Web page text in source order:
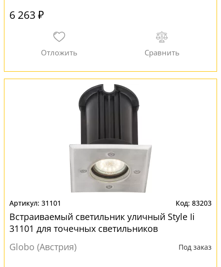
6 263 ₽
31101 83203
Встраиваемый светильник уличный Style Ii
31101 для точечных светильников
Globo (Австрия)
Под заказ